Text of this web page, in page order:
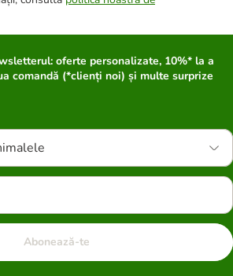
oferte personalizate, 10%* la a
comandă (*clienți noi) și multe surprize
Abonează-te